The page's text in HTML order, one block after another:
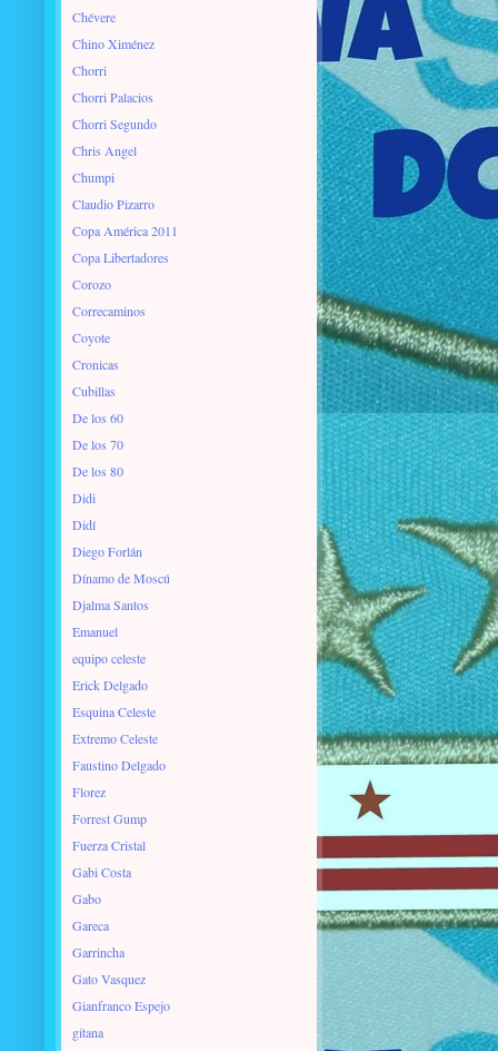
Chévere
Chino Ximénez
Chorri
Chorri Palacios
Chorri Segundo
Chris Angel
Chumpi
Claudio Pizarro
Copa América 2011
Copa Libertadores
Corozo
Correcaminos
Coyote
Cronicas
Cubillas
De los 60
De los 70
De los 80
Didi
Didí
Diego Forlán
Dínamo de Moscú
Djalma Santos
Emanuel
equipo celeste
Erick Delgado
Esquina Celeste
Extremo Celeste
Faustino Delgado
Florez
Forrest Gump
Fuerza Cristal
Gabi Costa
Gabo
Gareca
Garrincha
Gato Vasquez
Gianfranco Espejo
gitana